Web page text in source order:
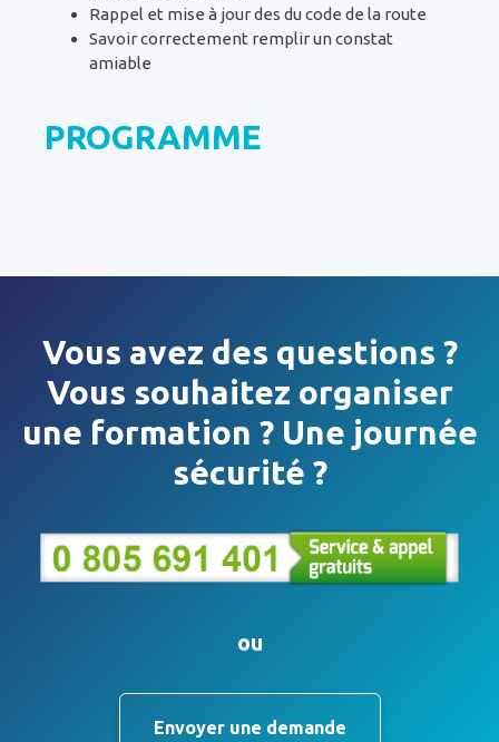
Rappel et mise à jour des du code de la route
Savoir correctement remplir un constat
amiable
PROGRAMME
Vous avez des questions ?
Vous souhaitez organiser
une formation ? Une journée
sécurité ?
ou
Envoyer une demande